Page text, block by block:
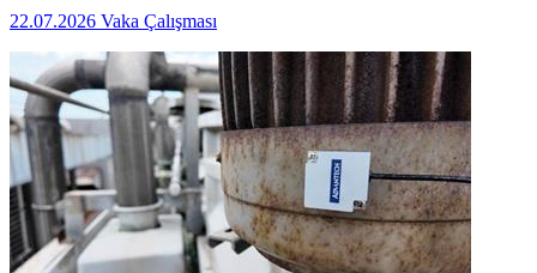
22.07.2026 Vaka Çalışması